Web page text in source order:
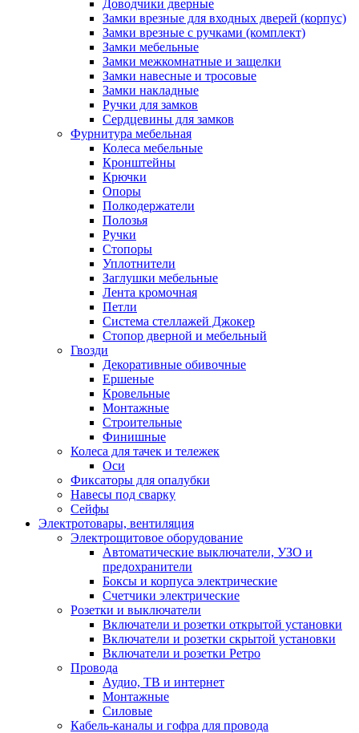
Доводчики дверные
Замки врезные для входных дверей (корпус)
Замки врезные с ручками (комплект)
Замки мебельные
Замки межкомнатные и защелки
Замки навесные и тросовые
Замки накладные
Ручки для замков
Сердцевины для замков
Фурнитура мебельная
Колеса мебельные
Кронштейны
Крючки
Опоры
Полкодержатели
Полозья
Ручки
Стопоры
Уплотнители
Заглушки мебельные
Лента кромочная
Петли
Система стеллажей Джокер
Стопор дверной и мебельный
Гвозди
Декоративные обивочные
Ершеные
Кровельные
Монтажные
Строительные
Финишные
Колеса для тачек и тележек
Оси
Фиксаторы для опалубки
Навесы под сварку
Сейфы
Электротовары, вентиляция
Электрощитовое оборудование
Автоматические выключатели, УЗО и
предохранители
Боксы и корпуса электрические
Счетчики электрические
Розетки и выключатели
Включатели и розетки открытой установки
Включатели и розетки скрытой установки
Включатели и розетки Ретро
Провода
Аудио, ТВ и интернет
Монтажные
Силовые
Кабель-каналы и гофра для провода